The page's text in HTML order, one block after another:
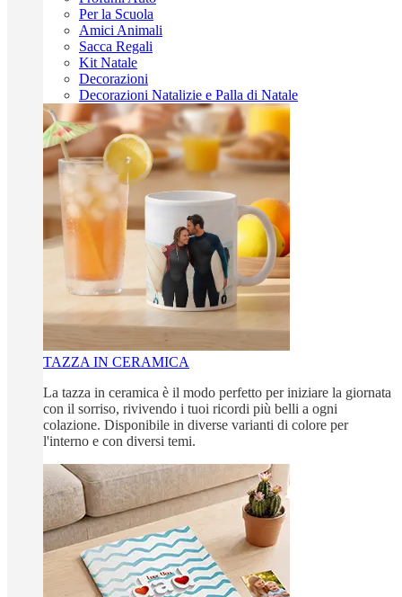
Per la Scuola
Amici Animali
Sacca Regali
Kit Natale
Decorazioni
Decorazioni Natalizie e Palla di Natale
TAZZA IN CERAMICA
La tazza in ceramica è il modo perfetto per iniziare la giornata
con il sorriso, rivivendo i tuoi ricordi più belli a ogni
colazione. Disponibile in diverse varianti di colore per
l'interno e con diversi temi.